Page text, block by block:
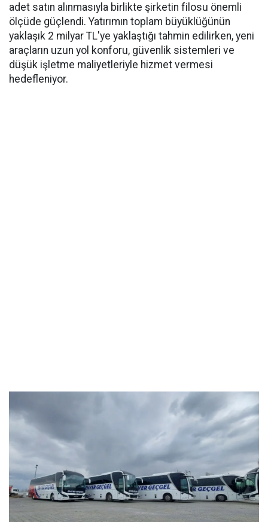
adet satın alınmasıyla birlikte şirketin filosu önemli
ölçüde güçlendi. Yatırımın toplam büyüklüğünün
yaklaşık 2 milyar TL'ye yaklaştığı tahmin edilirken, yeni
araçların uzun yol konforu, güvenlik sistemleri ve
düşük işletme maliyetleriyle hizmet vermesi
hedefleniyor.